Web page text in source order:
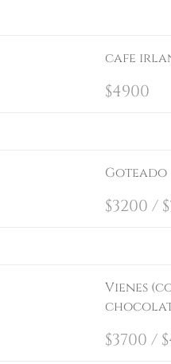
cafe
$4900
Goteado
$3200 / $
Vienes
$3700 / $